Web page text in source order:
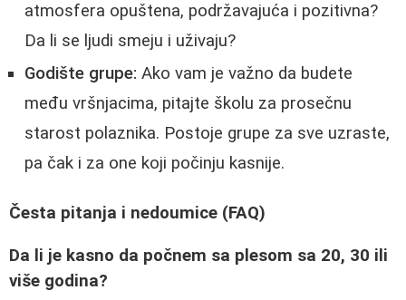
atmosfera opuštena, podržavajuća i pozitivna?
Da li se ljudi smeju i uživaju?
Godište grupe: Ako vam je važno da budete
među vršnjacima, pitajte školu za prosečnu
starost polaznika. Postoje grupe za sve uzraste,
pa čak i za one koji počinju kasnije.
Česta pitanja i nedoumice (FAQ)
Da li je kasno da počnem sa plesom sa 20, 30 ili
više godina?